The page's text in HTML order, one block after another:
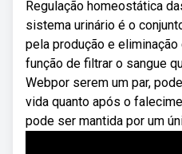
Regulação homeostática
sistema urinário é o
pela produção e eliminação
função de filtrar o sangue
Webpor serem um par,
vida quanto após o
pode ser mantida por um